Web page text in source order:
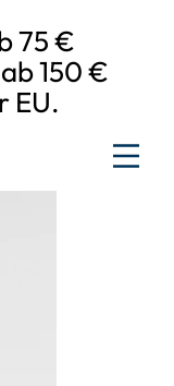
75 €
150 €
EU.